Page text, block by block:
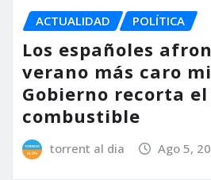
ACTUALIDAD POLÍTICA
Los españoles
verano más caro
Gobierno recorta
combustible
torrent al dia Ago 5,